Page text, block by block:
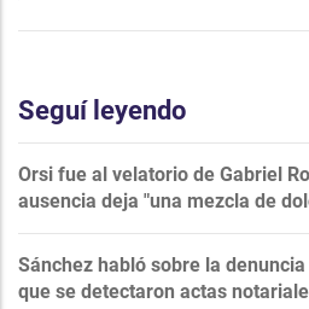
Seguí leyendo
Orsi fue al velatorio de Gabriel
ausencia deja "una mezcla de
Sánchez habló sobre la
que se detectaron actas